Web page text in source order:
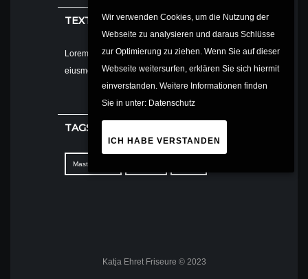
TEXT WIDGET
Lorem ipsum dolor sit amet, consectetur adipisi do
eiusmod tempor t dolore magna.
TAGS
Master Class
Katja Ehret Friseure © 2023
Wir verwenden Cookies, um die Nutzung der
Webseite zu analysieren und daraus Schlüsse
zur Optimierung zu ziehen. Wenn Sie auf dieser
Webseite weitersurfen, erklären Sie sich hiermit
einverstanden. Weitere Informationen finden
Sie in unter: Datenschutz
ICH HABE VERSTANDEN